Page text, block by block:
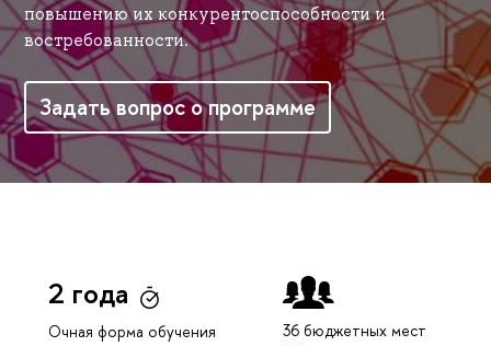
повышению их конкурентоспособности и
востребованности.
Задать вопрос о программе
2 года
Очная форма обучения
36 бюджетных мест